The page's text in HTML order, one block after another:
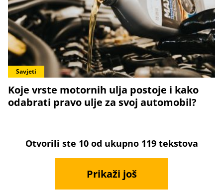
Savjeti
Koje vrste motornih ulja postoje i kako
odabrati pravo ulje za svoj automobil?
Otvorili ste 10od ukupno 119 tekstova
Prikaži još